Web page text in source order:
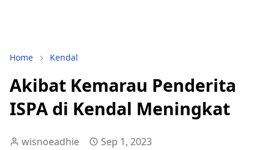
Home Kendal
Akibat Kemarau Penderita
ISPA di Kendal Meningkat
wisnoeadhie Sep 1, 2023